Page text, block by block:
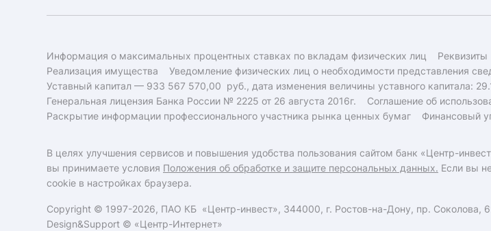
Информация о максимальных процентных ставках по вкладам физических лиц Реквизиты
Реализация имущества
Уведомление физических лиц о необходимости представления
Уставный капитал — 933 567 570,00 руб., дата изменения величины уставного капитала:
Генеральная лицензия Банка России № 2225 от 26 августа 2016г.
Соглашение об
Раскрытие информации профессионального участника рынка ценных бумаг
Финансовый
В целях улучшения сервисов и повышения удобства пользования сайтом банк «Центр-
вы принимаете условия Положения об обработке и защите персональных данных. Если вы
cookie в настройках браузера.
Copyright © 1997-2026, ПАО КБ «Центр-инвест», 344000, г. Ростов-на-Дону, пр. Соколова,
Design&Support © «Центр-Интернет»